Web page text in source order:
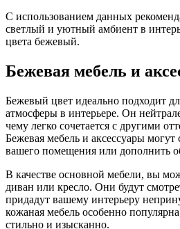
С использованием данных
светлый и уютный амбиент в
цвета бежевый.
Бежевая мебель и
Бежевый цвет идеально подходит
атмосферы в интерьере. Он
чему легко сочетается с другими
Бежевая мебель и аксессуары
вашего помещения или дополнить
В качестве основной мебели, вы
диван или кресло. Они будут
придадут вашему интерьеру
кожаная мебель особенно
стильно и изысканно.